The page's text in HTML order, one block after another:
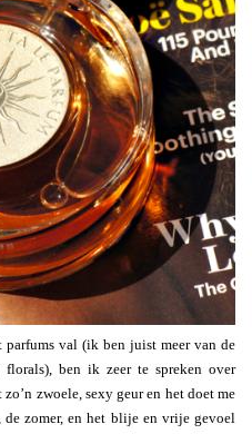
val (ik ben juist meer van de
florals), ben ik zeer te spreken over
zwoele, sexy geur en het doet me
zomer, en het blije en vrije gevoel